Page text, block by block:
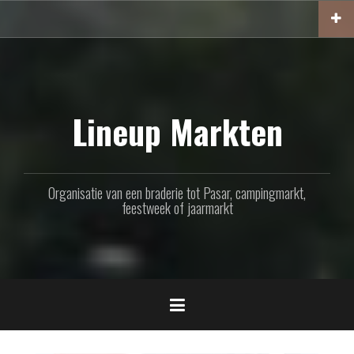
inhoud
Lineup Markten
Organisatie van een braderie tot Pasar, campingmarkt,
feestweek of jaarmarkt